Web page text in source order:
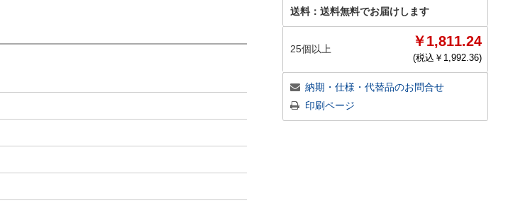
送料： 送料無料でお届けします
25個以上 ￥1,811.24
(税込￥ 1,992.36)
納期・仕様・代替品のお問合せ
印刷ページ